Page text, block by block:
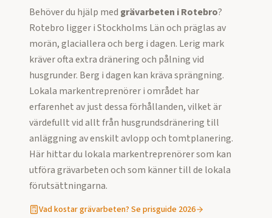
Behöver du hjälp med grävarbeten iRotebro?
Rotebro ligger i Stockholms Län och präglas av
morän, glaciallera och berg i dagen. Lerig mark
kräver ofta extra dränering och pålning vid
husgrunder. Berg i dagen kan kräva sprängning.
Lokala markentreprenörer i området har
erfarenhet av just dessa förhållanden, vilket är
värdefullt vid allt från husgrundsdränering till
anläggning av enskilt avlopp och tomtplanering.
Här hittar du lokala markentreprenörer som kan
utföragrävarbetenoch som känner till de lokala
förutsättningarna.
Vad kostargrävarbeten? Se prisguide 2026